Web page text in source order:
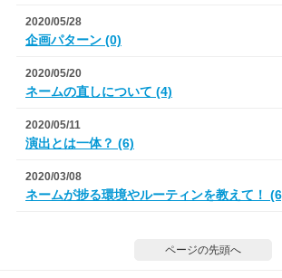
2020/05/28
企画パターン (0)
2020/05/20
ネームの直しについて (4)
2020/05/11
演出とは一体？ (6)
2020/03/08
ネームが捗る環境やルーティンを教えて！
ページの先頭へ